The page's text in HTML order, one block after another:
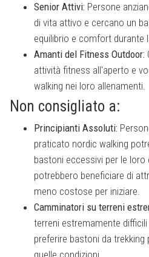
Senior Attivi: Persone
di vita attivo e cercano un
equilibrio e comfort durante
Amanti del Fitness Outdoor:
attività fitness all'aperto e
walking nei loro allenamenti.
Non consigliato a:
Principianti Assoluti:
praticato nordic walking
bastoni eccessivi per le loro
potrebbero beneficiare di
meno costose per iniziare.
Camminatori su terreni
terreni estremamente
preferire bastoni da